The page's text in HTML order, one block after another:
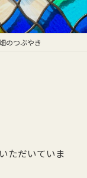
のつぶやき
ただいていま